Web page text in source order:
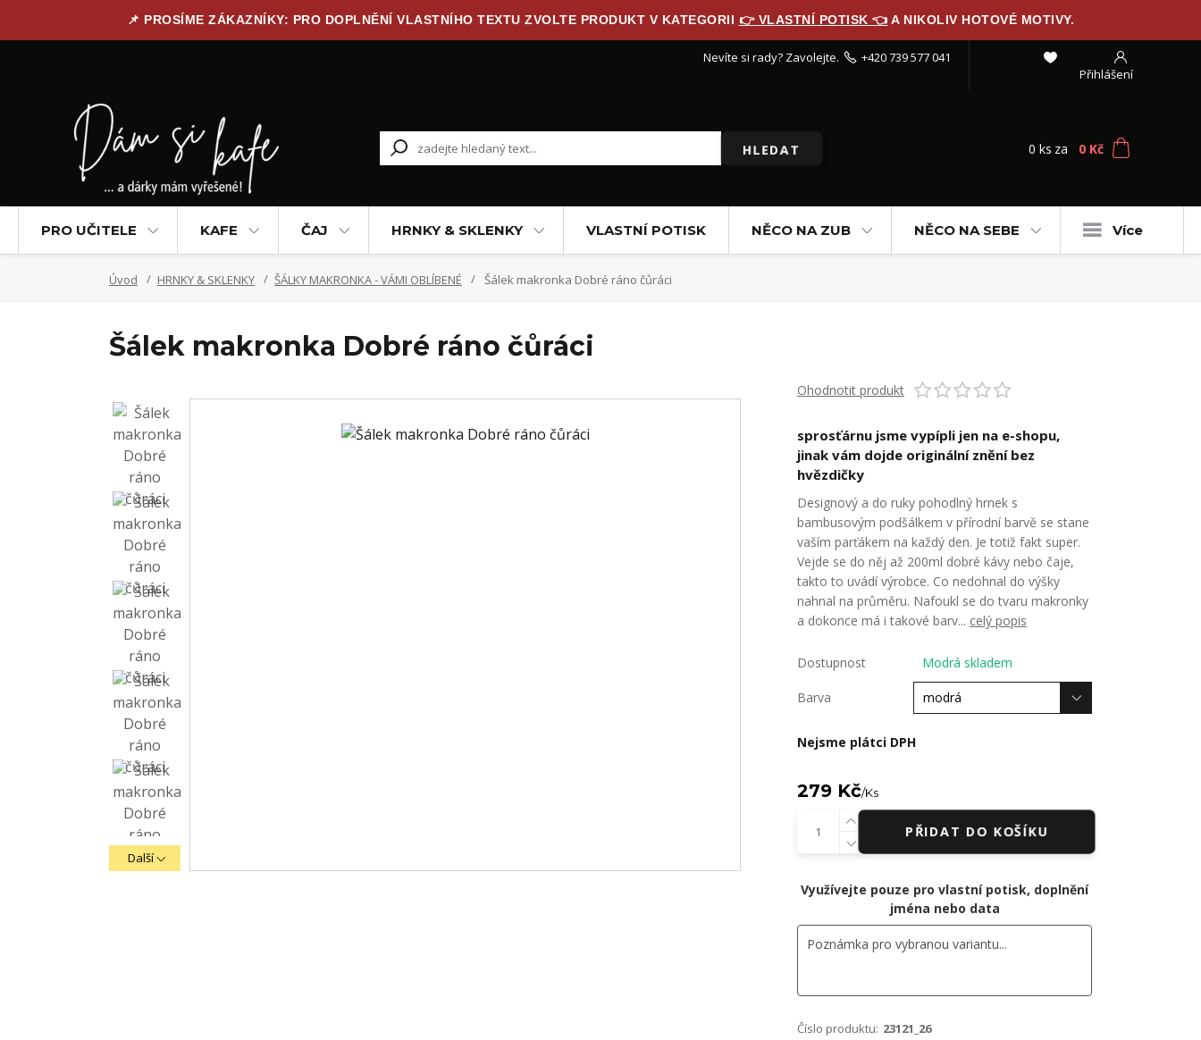
📌 PROSÍME ZÁKAZNÍKY: PRO DOPLNĚNÍ VLASTNÍHO TEXTU ZVOLTE PRODUKT V KATEGORII 👉 VLASTNÍ POTISK 👈 A NIKOLIV HOTOVÉ MOTIVY.
Přihlášení
HLEDAT
Nevíte si rady? Zavolejte. +420 739 577 041
0 ks za 0 Kč
PRO UČITELE KAFE ČAJ HRNKY & SKLENKY VLASTNÍ POTISK NĚCO NA ZUB NĚCO NA SEBE Více
Úvod HRNKY & SKLENKY ŠÁLKY MAKRONKA - VÁMI OBLÍBENÉ Šálek makronka Dobré ráno čůráci
Šálek makronka Dobré ráno čůráci
Další
Ohodnotit produkt
sprosťárnu jsme vypípli jen na e-shopu,
jinak vám dojde originální znění bez
hvězdičky
Designový a do ruky pohodlný hrnek s
bambusovým podšálkem v přírodní barvě se stane
vaším parťákem na každý den. Je totiž fakt super.
Vejde se do něj až 200ml dobré kávy nebo čaje,
takto to uvádí výrobce. Co nedohnal do výšky
nahnal na průměru. Nafoukl se do tvaru makronky
a dokonce má i takové barv... celý popis
Dostupnost Modrá skladem
Barva
Nejsme plátci DPH
279 Kč/Ks
PŘIDAT DO KOŠÍKU
Využívejte pouze pro vlastní potisk, doplnění
jména nebo data
Číslo produktu: 23121_26